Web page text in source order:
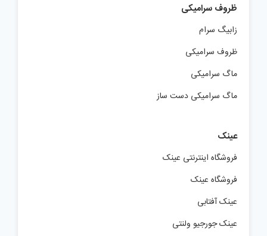
ظروف سرامیکی
زابیگ سرام
ظروف سرامیکی
ماگ سرامیکی
ماگ سرامیکی دست ساز
عینک
فروشگاه اینترنتی عینک
فروشگاه عینک
عینک آفتابی
عینک جورجیو ولنتی